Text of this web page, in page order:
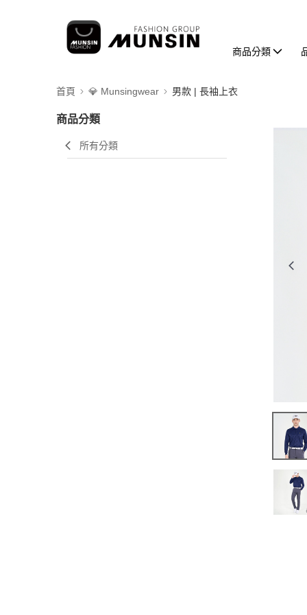
商品分類
首頁 💎 Munsingwear 男款 | 長袖上衣
商品分類
所有分類